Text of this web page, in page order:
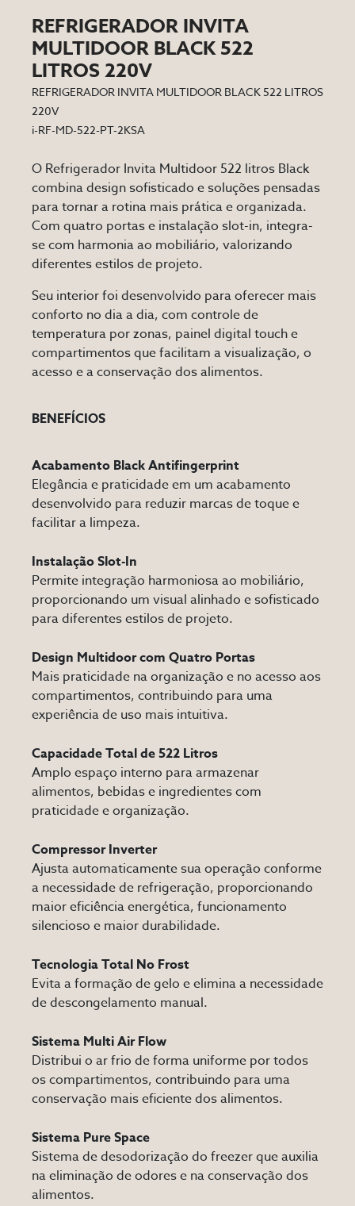
REFRIGERADOR INVITA
MULTIDOOR BLACK 522
LITROS 220V
REFRIGERADOR INVITA MULTIDOOR BLACK 522 LITROS
220V
i-RF-MD-522-PT-2KSA
O Refrigerador Invita Multidoor 522 litros Black
combina design sofisticado e soluções pensadas
para tornar a rotina mais prática e organizada.
Com quatro portas e instalação slot-in, integra-
se com harmonia ao mobiliário, valorizando
diferentes estilos de projeto.
Seu interior foi desenvolvido para oferecer mais
conforto no dia a dia, com controle de
temperatura por zonas, painel digital touch e
compartimentos que facilitam a visualização, o
acesso e a conservação dos alimentos.
BENEFÍCIOS
Acabamento Black Antifingerprint
Elegância e praticidade em um acabamento
desenvolvido para reduzir marcas de toque e
facilitar a limpeza.
Instalação Slot-In
Permite integração harmoniosa ao mobiliário,
proporcionando um visual alinhado e sofisticado
para diferentes estilos de projeto.
Design Multidoor com Quatro Portas
Mais praticidade na organização e no acesso aos
compartimentos, contribuindo para uma
experiência de uso mais intuitiva.
Capacidade Total de 522 Litros
Amplo espaço interno para armazenar
alimentos, bebidas e ingredientes com
praticidade e organização.
Compressor Inverter
Ajusta automaticamente sua operação conforme
a necessidade de refrigeração, proporcionando
maior eficiência energética, funcionamento
silencioso e maior durabilidade.
Tecnologia Total No Frost
Evita a formação de gelo e elimina a necessidade
de descongelamento manual.
Sistema Multi Air Flow
Distribui o ar frio de forma uniforme por todos
os compartimentos, contribuindo para uma
conservação mais eficiente dos alimentos.
Sistema Pure Space
Sistema de desodorização do freezer que auxilia
na eliminação de odores e na conservação dos
alimentos.